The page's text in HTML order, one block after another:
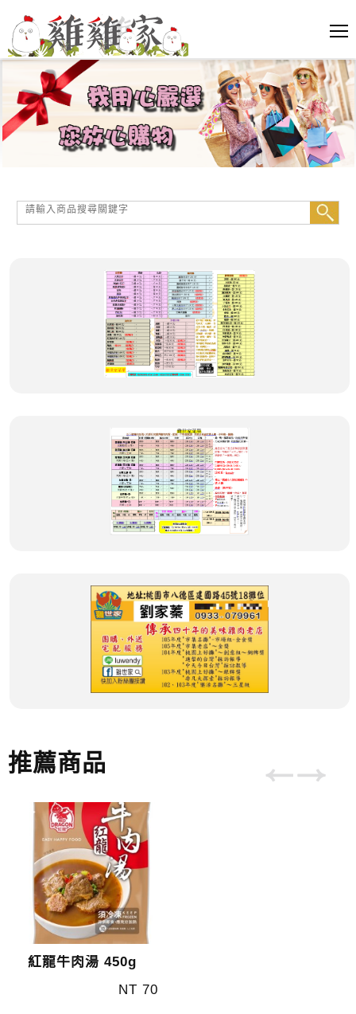
推薦商品
紅龍牛肉湯 450g
NT 70